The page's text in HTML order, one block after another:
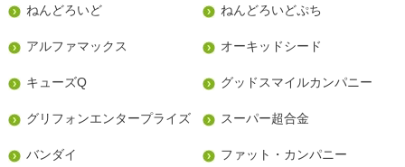
ねんどろいど ねんどろいどぷち
アルファマックス オーキッドシード
キューズQ グッドスマイルカンパニー
グリフォンエンタープライズ スーパー超合金
バンダイ ファット・カンパニー